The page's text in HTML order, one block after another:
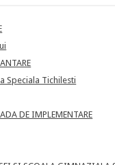
Speciala Tichilesti
DE IMPLEMENTARE